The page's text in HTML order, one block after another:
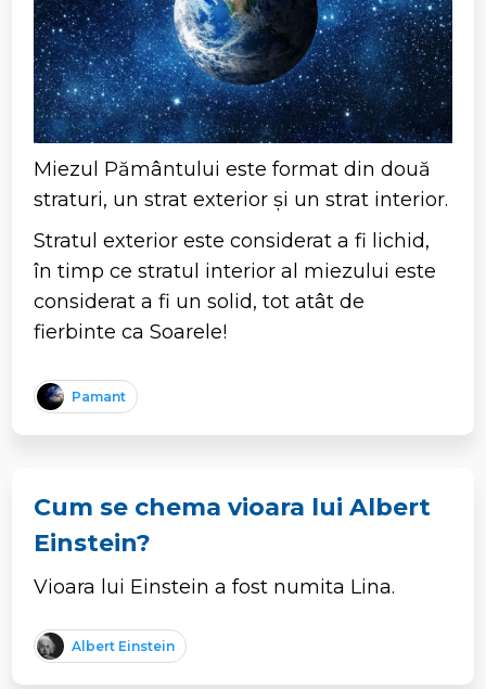
Miezul Pământului este format din două
straturi, un strat exterior și un strat interior.
Stratul exterior este considerat a fi lichid,
în timp ce stratul interior al miezului este
considerat a fi un solid, tot atât de
fierbinte ca Soarele!
Pamant
Cum se chema vioara lui Albert
Einstein?
Vioara lui Einstein a fost numita Lina.
Albert Einstein